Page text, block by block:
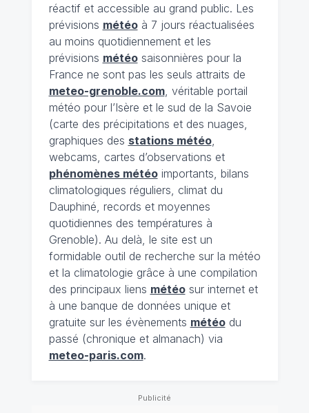
réactif et accessible au grand public. Les
prévisions météoà 7 jours réactualisées
au moins quotidiennement et les
prévisions météosaisonnières pour la
France ne sont pas les seuls attraits de
meteo-grenoble.com, véritable portail
météo pour l’Isère et le sud de la Savoie
(carte des précipitations et des nuages,
graphiques des stations météo,
webcams, cartes d’observations et
phénomènes météoimportants, bilans
climatologiques réguliers, climat du
Dauphiné, records et moyennes
quotidiennes des températures à
Grenoble). Au delà, le site est un
formidable outil de recherche sur la météo
et la climatologie grâce à une compilation
des principaux liens météosur internet et
à une banque de données unique et
gratuite sur les évènements météodu
passé (chronique et almanach) via
meteo-paris.com.